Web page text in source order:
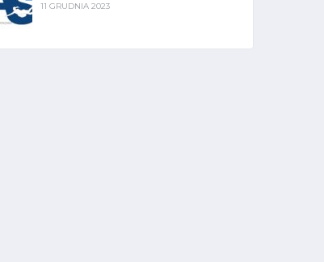
11 GRUDNIA 2023